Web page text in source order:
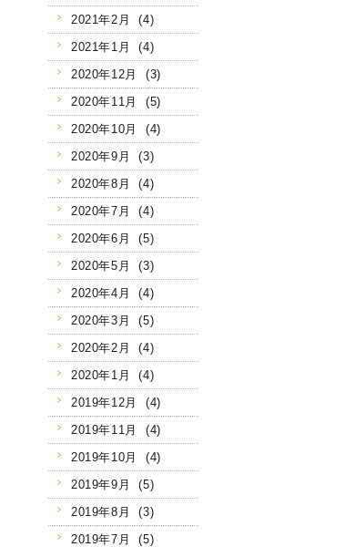
2021年2月 (4)
2021年1月 (4)
2020年12月 (3)
2020年11月 (5)
2020年10月 (4)
2020年9月 (3)
2020年8月 (4)
2020年7月 (4)
2020年6月 (5)
2020年5月 (3)
2020年4月 (4)
2020年3月 (5)
2020年2月 (4)
2020年1月 (4)
2019年12月 (4)
2019年11月 (4)
2019年10月 (4)
2019年9月 (5)
2019年8月 (3)
2019年7月 (5)